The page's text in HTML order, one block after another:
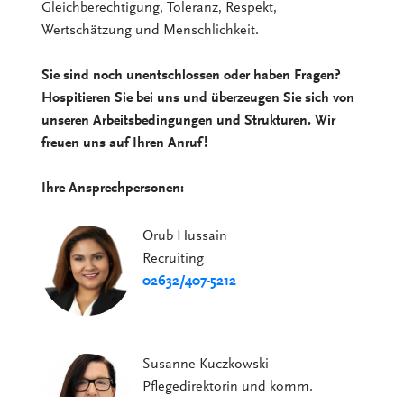
Gleichberechtigung, Toleranz, Respekt,
Wertschätzung und Menschlichkeit.
Sie sind noch unentschlossen oder haben Fragen?
Hospitieren Sie bei uns und überzeugen Sie sich von
unseren Arbeitsbedingungen und Strukturen. Wir
freuen uns auf Ihren Anruf!
Ihre Ansprechpersonen:
Orub Hussain
Recruiting
02632/407-5212
Susanne Kuczkowski
Pflegedirektorin und komm.